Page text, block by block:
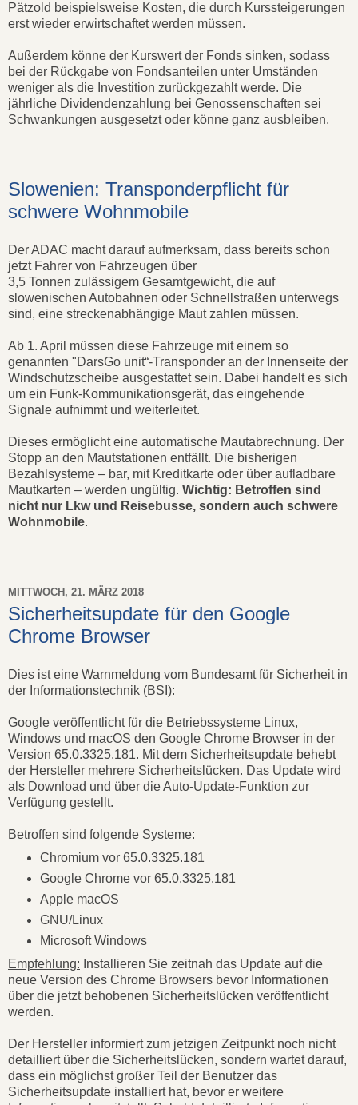
Pätzold beispielsweise Kosten, die durch Kurssteigerungen
erst wieder erwirtschaftet werden müssen.
Außerdem könne der Kurswert der Fonds sinken, sodass
bei der Rückgabe von Fondsanteilen unter Umständen
weniger als die Investition zurückgezahlt werde. Die
jährliche Dividendenzahlung bei Genossenschaften sei
Schwankungen ausgesetzt oder könne ganz ausbleiben.
Slowenien: Transponderpflicht für
schwere Wohnmobile
Der ADAC macht darauf aufmerksam, dass bereits schon
jetzt Fahrer von Fahrzeugen über
3,5 Tonnen zulässigem Gesamtgewicht, die auf
slowenischen Autobahnen oder Schnellstraßen unterwegs
sind, eine streckenabhängige Maut zahlen müssen.
Ab 1. April müssen diese Fahrzeuge mit einem so
genannten "DarsGo unit“-Transponder an der Innenseite der
Windschutzscheibe ausgestattet sein. Dabei handelt es sich
um ein Funk-Kommunikationsgerät, das eingehende
Signale aufnimmt und weiterleitet.
Dieses ermöglicht eine automatische Mautabrechnung. Der
Stopp an den Mautstationen entfällt. Die bisherigen
Bezahlsysteme – bar, mit Kreditkarte oder über aufladbare
Mautkarten – werden ungültig. Wichtig: Betroffen sind
nicht nur Lkw und Reisebusse, sondern auch schwere
Wohnmobile.
MITTWOCH, 21. MÄRZ 2018
Sicherheitsupdate für den Google
Chrome Browser
Dies ist eine Warnmeldung vom Bundesamt für Sicherheit in
der Informationstechnik (BSI):
Google veröffentlicht für die Betriebssysteme Linux,
Windows und macOS den Google Chrome Browser in der
Version 65.0.3325.181. Mit dem Sicherheitsupdate behebt
der Hersteller mehrere Sicherheitslücken. Das Update wird
als Download und über die Auto-Update-Funktion zur
Verfügung gestellt.
Betroffen sind folgende Systeme:
Chromium vor 65.0.3325.181
Google Chrome vor 65.0.3325.181
Apple macOS
GNU/Linux
Microsoft Windows
Empfehlung: Installieren Sie zeitnah das Update auf die
neue Version des Chrome Browsers bevor Informationen
über die jetzt behobenen Sicherheitslücken veröffentlicht
werden.
Der Hersteller informiert zum jetzigen Zeitpunkt noch nicht
detailliert über die Sicherheitslücken, sondern wartet darauf,
dass ein möglichst großer Teil der Benutzer das
Sicherheitsupdate installiert hat, bevor er weitere